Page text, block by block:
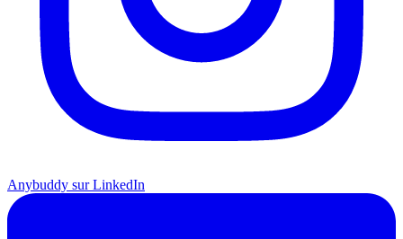
Anybuddy sur LinkedIn